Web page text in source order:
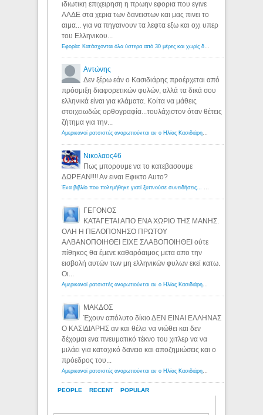
PEOPLE RECENT POPULAR
ιδιωτικη επιχειρηση η πρωην εφορια που εγινε
ΑΑΔΕ στα χερια των δανειστων και μας πινει το
αιμα... για να πηγαινουν τα λεφτα εξω και οχι υπερ
του Ελληνικου...
Αντώνης
Δεν ξέρω εάν ο Κασιδιάρης προέρχεται από
πρόσμιξη διαφορετικών φυλών, αλλά τα δικά σου
ελληνικά είναι για κλάματα. Κοίτα να μάθεις
στοιχειωδώς ορθογραφία...τουλάχιστον όταν θέτεις
ζήτημα για την...
Νικολαος46
Πως μπορουμε να το κατεβασουμε
ΔΩΡΕΑΝ!!!! Αν ειναι Εφικτο Αυτο?
ΓΕΓΟΝΟΣ
ΚΑΤΑΓΕΤΑΙ ΑΠΟ ΕΝΑ ΧΩΡΙΟ ΤΗΣ ΜΑΝΗΣ.
ΟΛΗ Η ΠΕΛΟΠΟΝΗΣΟ ΠΡΩΤΟΥ
ΑΛΒΑΝΟΠΟΙΗΘΕΙ ΕΙΧΕ ΣΛΑΒΟΠΟΙΗΘΕΙ ούτε
πίθηκος θα έμενε καθαρόαιμος μετα απο την
εισβολή αυτών των μη ελληνικών φυλων εκεί κατω.
Οι...
ΜΑΚΔΟΣ
Έχουν απόλυτο δίκιο ΔΕΝ ΕΙΝΑΙ ΕΛΛΗΝΑΣ
Ο ΚΑΣΙΔΙΑΡΗΣ αν και θέλει να νιώθει και δεν
δέχομαι ενα πνευματικό τέκνο του χιτλερ να να
μιλάει για κατοχικό δανειο και αποζημιώσεις και ο
πρόεδρος του...